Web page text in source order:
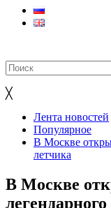
╳
Лента новостей
Популярное
В Москве
летчика
В Москве